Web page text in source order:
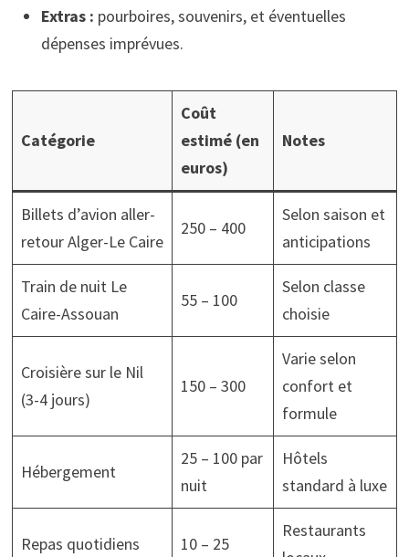
Extras : pourboires, souvenirs, et éventuelles
dépenses imprévues.
Catégorie
Coût
estimé (en
euros)
Notes
Billets d’avion aller-
retour Alger-Le Caire
250 – 400
Selon saison et
anticipations
Train de nuit Le
Caire-Assouan
55 – 100
Selon classe
choisie
Croisière sur le Nil
(3-4 jours)
150 – 300
Varie selon
confort et
formule
Hébergement
25 – 100 par
nuit
Hôtels
standard à luxe
Repas quotidiens 10 – 25
Restaurants